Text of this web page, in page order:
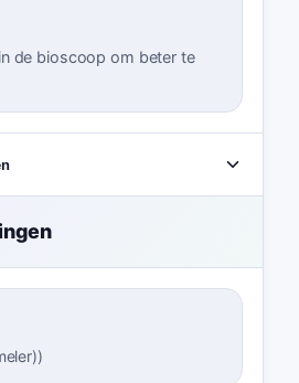
de bioscoop om beter te
)